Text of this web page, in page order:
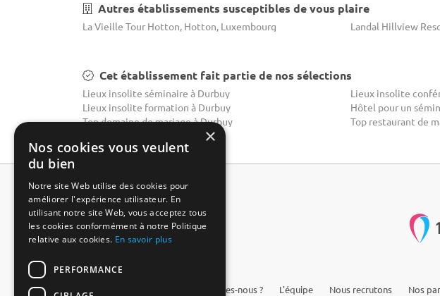
Autres établissements susceptibles de vous plaire
La Vieille Tour Hotton, Hotton, Luxembourg
Cet établissement fait partie de nos sélections
Lieux insolite séminaire à Durbuy Lieux insolite
Lieux insolite formation à Durbuy
Hôtel pour un
Top domaine de mariage à Durbuy
Top restaurant de
Qui sommes-nous ? L'équipe Nous recrutons Nos
×
Nos cookies vous veulent
du bien
Notre site Web utilise des cookies pour
améliorer l'expérience utilisateur. En
utilisant notre site Web, vous acceptez tous
les cookies conformément à notre Politique
relative aux cookies. En savoir plus
PERFORMANCE